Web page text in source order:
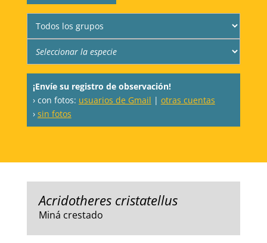
¡Envíe su registro de observación!
› con fotos: usuarios de Gmail | otras cuentas
› sin fotos
Acridotheres cristatellus
Miná crestado